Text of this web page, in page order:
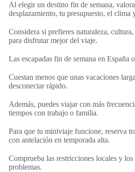
Al elegir un destino fin de semana,
desplazamiento, tu presupuesto, el clima
Considera si prefieres naturaleza,
para disfrutar mejor del viaje.
Las escapadas fin de semana en España
Cuestan menos que unas vacaciones
desconectar rápido.
Además, puedes viajar con más
tiempos con trabajo o familia.
Para que tu miniviaje funcione, reserva
con antelación en temporada alta.
Comprueba las restricciones locales y
problemas.